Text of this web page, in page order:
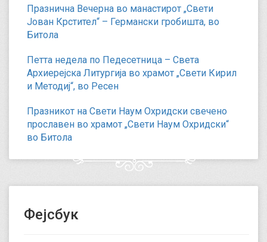
Празнична Вечерна во манастирот „Свети
Јован Крстител“ – Германски гробишта, во
Битола
Петта недела по Педесетница – Света
Архиерејска Литургија во храмот „Свети Кирил
и Методиј“, во Ресен
Празникот на Свети Наум Охридски свечено
прославен во храмот „Свети Наум Охридски“
во Битола
Фејсбук